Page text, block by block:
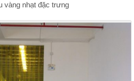
vàng nhạt đặc trưng